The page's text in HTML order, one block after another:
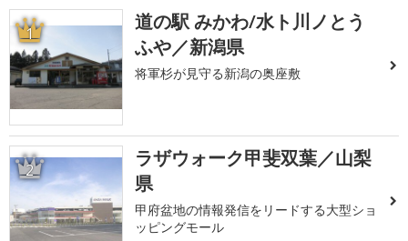
1
道の駅 みかわ/水ト川ノとう
ふや／新潟県
将軍杉が見守る新潟の奥座敷
2
ラザウォーク甲斐双葉／山梨
県
甲府盆地の情報発信をリードする大型ショ
ッピングモール